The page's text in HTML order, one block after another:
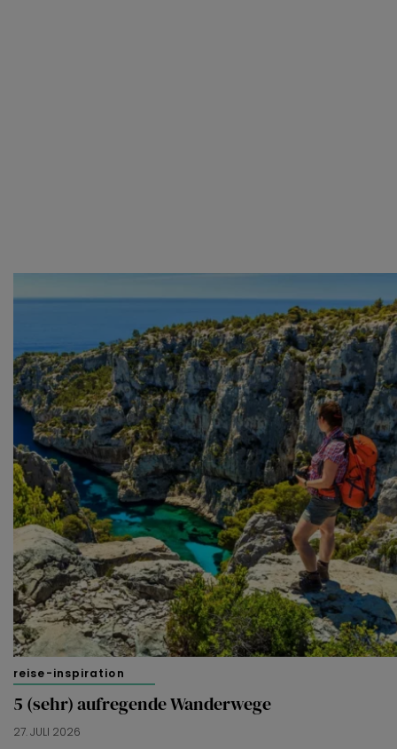
reise-inspiration
5 (sehr) aufregende Wanderwege
27. JULI 2026